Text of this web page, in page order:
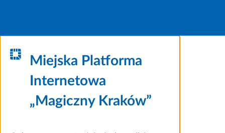
Miejska Platforma
Internetowa
„Magiczny Kraków”